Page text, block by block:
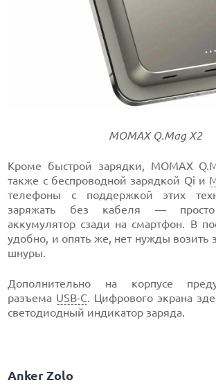
MOMAX Q.Mag X2
Кроме быстрой зарядки, MOMAX
также с беспроводной зарядкой Qi и
телефоны с поддержкой этих
заряжать без кабеля — просто
аккумулятор сзади на смартфон. В
удобно, и опять же, нет нужды возить
шнуры.
Дополнительно на корпусе
разъема USB-C. Цифрового экрана
светодиодный индикатор заряда.
Anker Zolo